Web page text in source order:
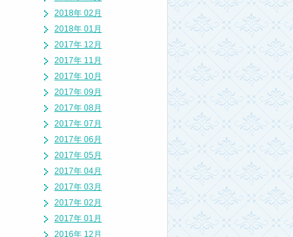
2018年 02月
2018年 01月
2017年 12月
2017年 11月
2017年 10月
2017年 09月
2017年 08月
2017年 07月
2017年 06月
2017年 05月
2017年 04月
2017年 03月
2017年 02月
2017年 01月
2016年 12月